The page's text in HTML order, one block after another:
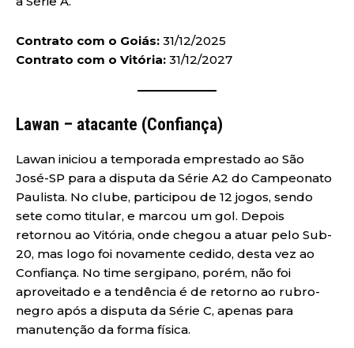
Contrato com o Goiás: 31/12/2025
Contrato com o Vitória: 31/12/2027
Lawan – atacante (Confiança)
Lawan iniciou a temporada emprestado ao São
José-SP para a disputa da Série A2 do Campeonato
Paulista. No clube, participou de 12 jogos, sendo
sete como titular, e marcou um gol. Depois
retornou ao Vitória, onde chegou a atuar pelo Sub-
20, mas logo foi novamente cedido, desta vez ao
Confiança. No time sergipano, porém, não foi
aproveitado e a tendência é de retorno ao rubro-
negro após a disputa da Série C, apenas para
manutenção da forma física.